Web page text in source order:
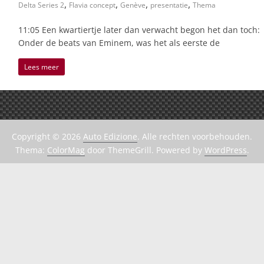
Delta Series 2, Flavia concept, Genève, presentatie, Thema
11:05 Een kwartiertje later dan verwacht begon het dan toch:
Onder de beats van Eminem, was het als eerste de
Lees meer
Copyright © 2026 Auto Edizione. Alle rechten voorbehouden.
Thema: ColorMag door ThemeGrill. Powered by WordPress.